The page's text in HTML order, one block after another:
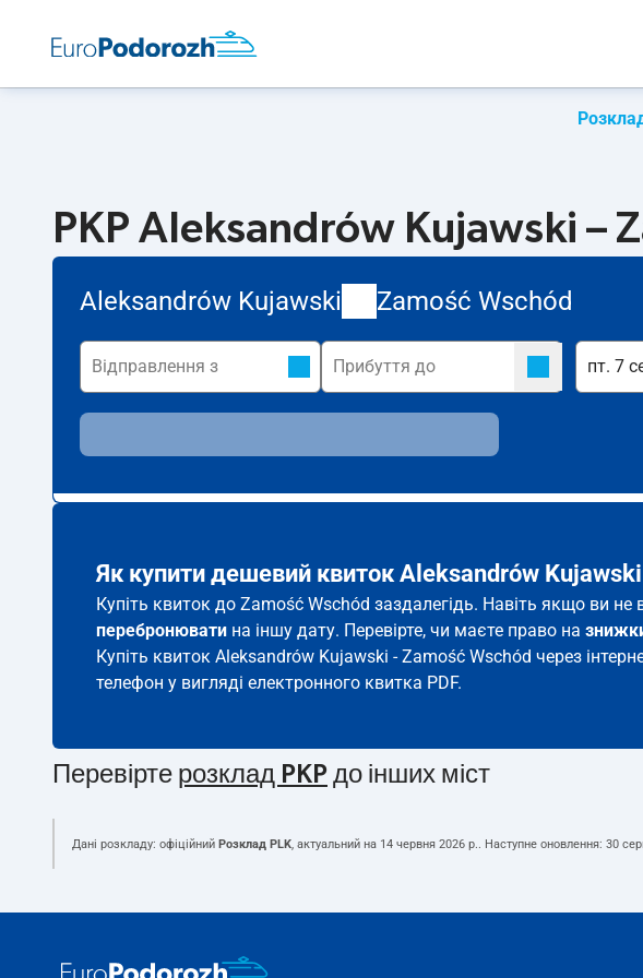
PKP Aleksandrów Kujawski –
Aleksandrów Kujawski Zamość Wschód
Як купити дешевий квиток Aleksandrów
Купіть квиток до Zamość Wschód заздалегідь. Навіть якщо ви
перебронювати на іншу дату. Перевірте, чи маєте право на
Купіть квиток Aleksandrów Kujawski - Zamość Wschód через
телефон у вигляді електронного квитка PDF.
Перевірте розклад PKP до інших міст
Дані розкладу: офіційний Розклад PLK, актуальний на 14 червня 2026 р.. Наступне оновлення: 30